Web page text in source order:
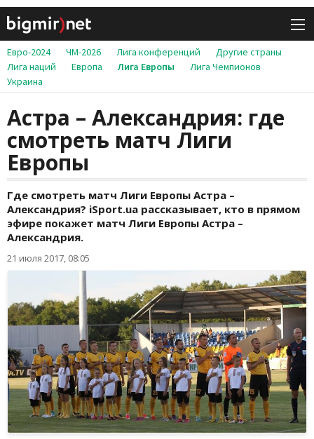
Евро-2024 ЧМ-2026 Лига конференций
Другие страны
Лига наций
Европа Лига Европы
Лига Чемпионов
Украина
Астра – Александрия: где
смотреть матч Лиги
Европы
Где смотреть матч Лиги Европы Астра –
Александрия? iSport.ua рассказывает, кто в прямом
эфире покажет матч Лиги Европы Астра –
Александрия.
21 июля 2017, 08:05